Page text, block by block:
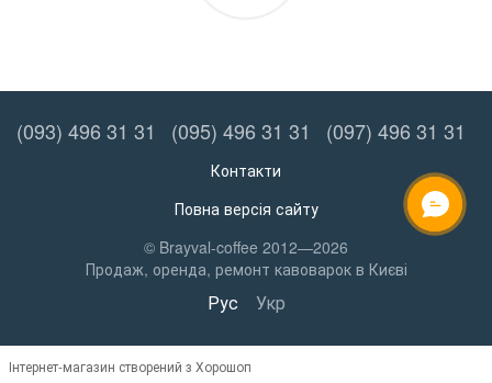
(093) 496 31 31 (095) 496 31 31 (097) 496 31 31
Контакти
Повна версія сайту
© Brayval-coffee 2012—2026
Продаж, оренда, ремонт кавоварок в Києві
Рус Укр
Інтернет-магазин створений з Хорошоп
ОНЛАЙН ЧАТ